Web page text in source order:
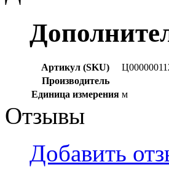
Артикул (SKU)
Производитель
Единица измерения м
Отзывы
Добавить